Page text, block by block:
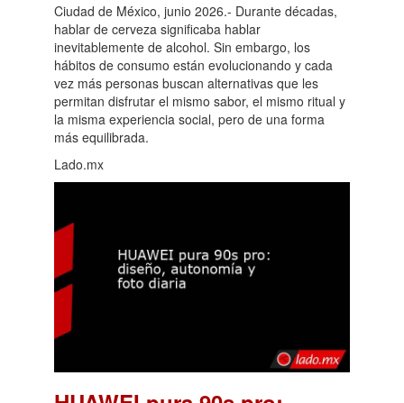
Ciudad de México, junio 2026.- Durante décadas,
hablar de cerveza significaba hablar
inevitablemente de alcohol. Sin embargo, los
hábitos de consumo están evolucionando y cada
vez más personas buscan alternativas que les
permitan disfrutar el mismo sabor, el mismo ritual y
la misma experiencia social, pero de una forma
más equilibrada.
Lado.mx